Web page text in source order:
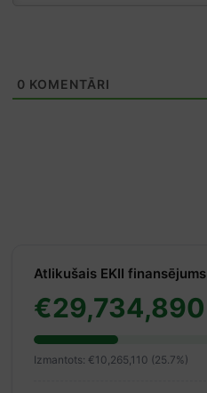
0 KOMENTĀRI
Atlikušais EKII finansējums
€29,734,890
Izmantots: €10,265,110 (25.7%)